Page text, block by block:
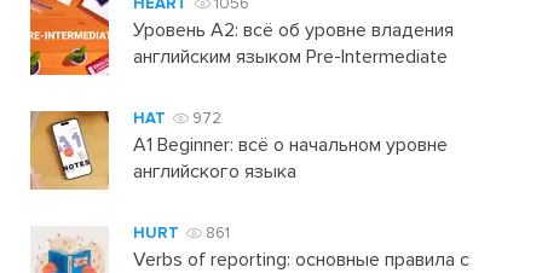
Уровень А2: всё об уровне владения
английским языком Pre-Intermediate
HAT 972
A1 Beginner: всё о начальном уровне
английского языка
HURT 861
Verbs of reporting: основные правила с